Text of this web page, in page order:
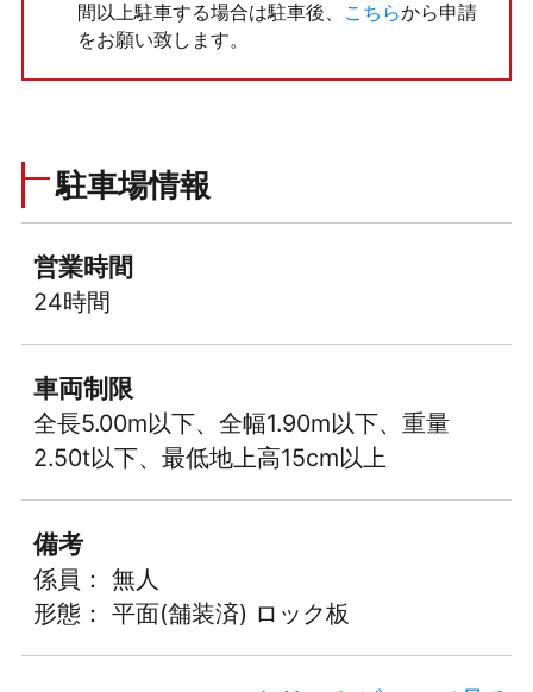
間以上駐車する場合は駐車後、
こちらから申請
をお願い致します。
駐車場情報
営業時間
24時間
車両制限
全長5.00m以下、全幅1.90m以下、重量
2.50t以下、最低地上高15cm以上
備考
係員： 無人
形態： 平面(舗装済) ロック板